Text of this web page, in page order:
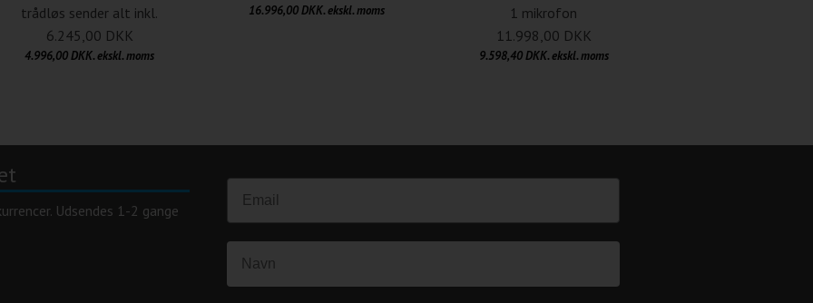
trådløs sender alt inkl.
6.245,00 DKK
4.996,00 DKK. ekskl. moms
16.996,00 DKK. ekskl. moms
1 mikrofon
11.998,00 DKK
9.598,40 DKK. ekskl. moms
Udsendes 1-2 gange